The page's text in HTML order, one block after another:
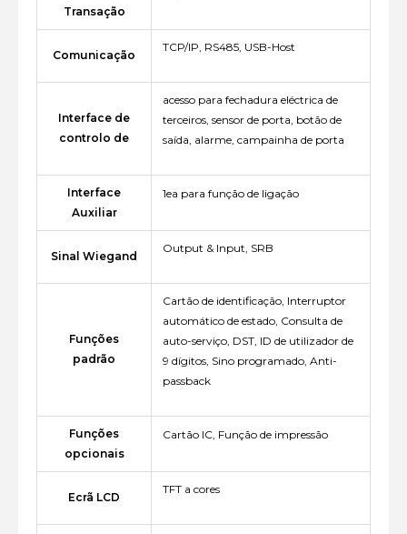
Transação
Comunicação
TCP/IP, RS485, USB-Host
Interface de
controlo de
acesso para fechadura eléctrica de
terceiros, sensor de porta, botão de
saída, alarme, campainha de porta
Interface
Auxiliar
1ea para função de ligação
Sinal Wiegand
Output & Input, SRB
Funções
padrão
Cartão de identificação, Interruptor
automático de estado, Consulta de
auto-serviço, DST, ID de utilizador de
9 dígitos, Sino programado, Anti-
passback
Funções
opcionais
Cartão IC, Função de impressão
Ecrã LCD
TFT a cores